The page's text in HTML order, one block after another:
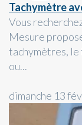
Tachymètre
Vous
Mesure
tachymètres,
ou...
dimanche 13